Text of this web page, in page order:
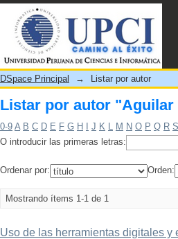
Listar por autor
DSpace Principal → Listar por autor
Listar por autor
0-9 A B C D E F G H J K L M N O P Q R S
O introducir las primeras letras:
Ordenar por: Orden:
Mostrando ítems 1-1 de 1
Uso de las herramientas digitales